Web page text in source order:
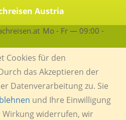
Austria
Mo - Fr — 09:00 -
Cookies für den
das Akzeptieren der
Datenverarbeitung zu. Sie
und Ihre Einwilligung
widerrufen, wir